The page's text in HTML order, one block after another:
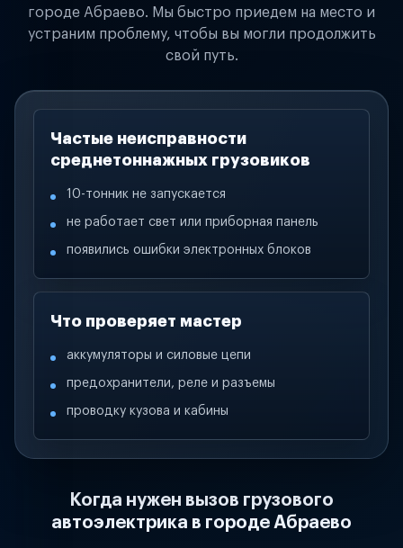
городе Абраево. Мы быстро приедем на место и
устраним проблему, чтобы вы могли продолжить
свой путь.
Частые неисправности
среднетоннажных грузовиков
10-тонник не запускается
не работает свет или приборная панель
появились ошибки электронных блоков
Что проверяет мастер
аккумуляторы и силовые цепи
предохранители, реле и разъемы
проводку кузова и кабины
Когда нужен вызов грузового
автоэлектрика в городе Абраево